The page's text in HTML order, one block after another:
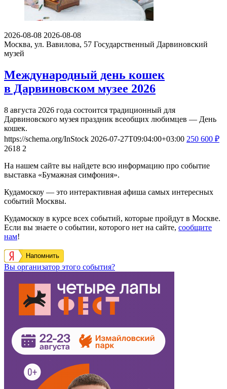
2026-08-08 2026-08-08
Москва, ул. Вавилова, 57 Государственный Дарвиновский
музей
Международный день кошек
в Дарвиновском музее 2026
8 августа 2026 года состоится традиционный для
Дарвиновского музея праздник всеобщих любимцев — День
кошек.
https://schema.org/InStock 2026-07-27T09:04:00+03:00 250 600 ₽
2618 2
На нашем сайте вы найдете всю информацию про событие
выставка «Бумажная симфония».
Кудамоскоу — это интерактивная афиша самых интересных
событий Москвы.
Кудамоскоу в курсе всех событий, которые пройдут в Москве.
Если вы знаете о событии, которого нет на сайте, сообщите
нам!
Напомнить
Вы организатор этого события?